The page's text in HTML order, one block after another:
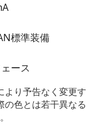
標準装備
ース
より予告なく変更す
の色とは若干異なる